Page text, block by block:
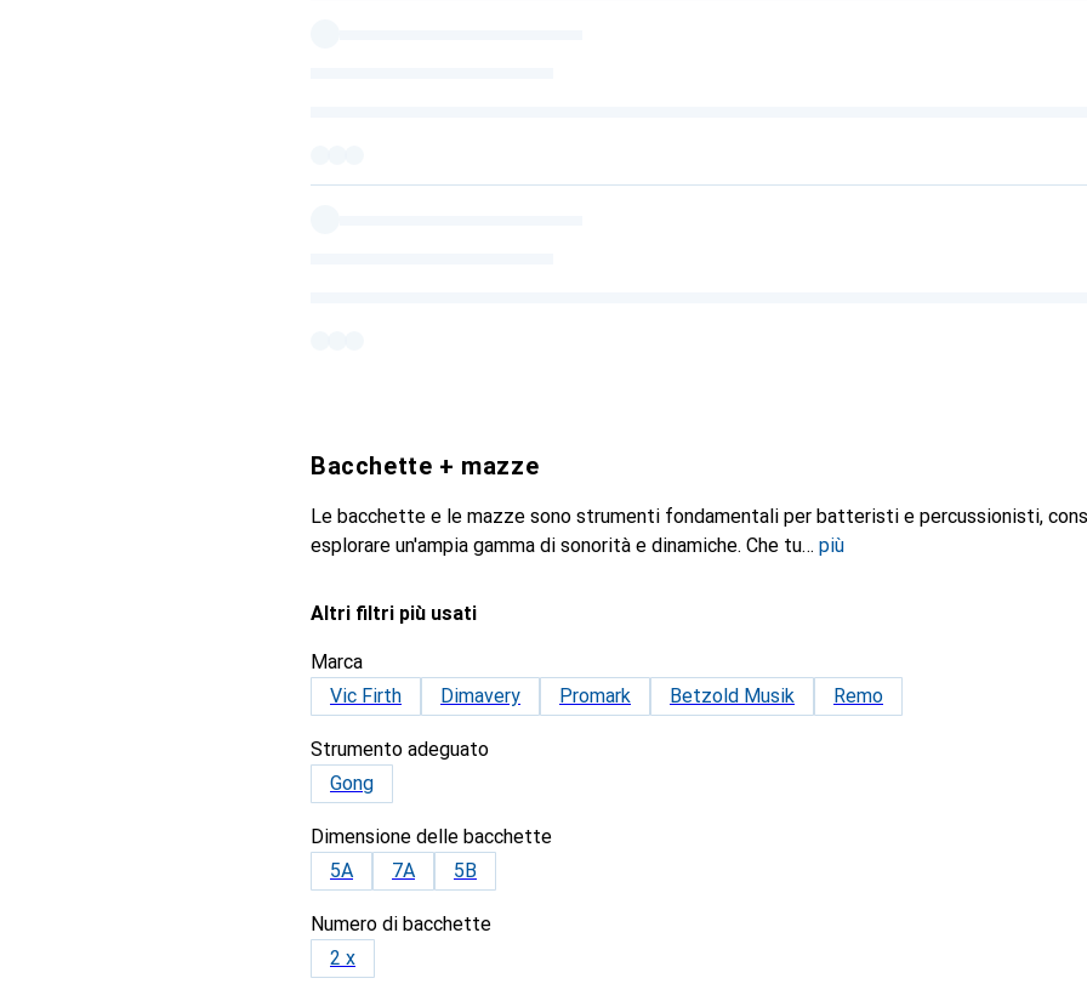
Bacchette + mazze
Le bacchette e le mazze sono strumenti fondamentali per batteristi e percussionisti,
esplorare un'ampia gamma di sonorità e dinamiche. Che tu
più
Altri filtri più usati
Marca
Vic Firth
Dimavery Promark Betzold Musik Remo
Strumento adeguato
Gong
Dimensione delle bacchette
5A
7A 5B
Numero di bacchette
2 x